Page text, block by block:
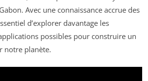
Avec une connaissance accrue des
d’explorer davantage les
possibles pour construire un
notre planète.